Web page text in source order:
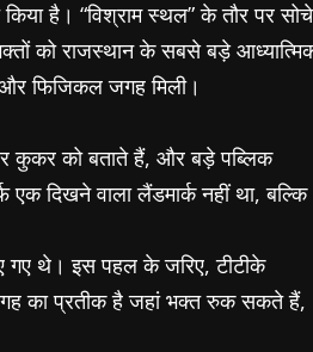
है। “विश्राम स्थल” के तौर पर सोचे
को राजस्थान के सबसे बड़े
फिजिकल जगह मिली।
कुकर को बताते हैं, और बड़े पब्लिक
दिखने वाला लैंडमार्क नहीं था, बल्कि
गए थे। इस पहल के जरिए, टीटीके
का प्रतीक है जहां भक्त रुक सकते हैं,